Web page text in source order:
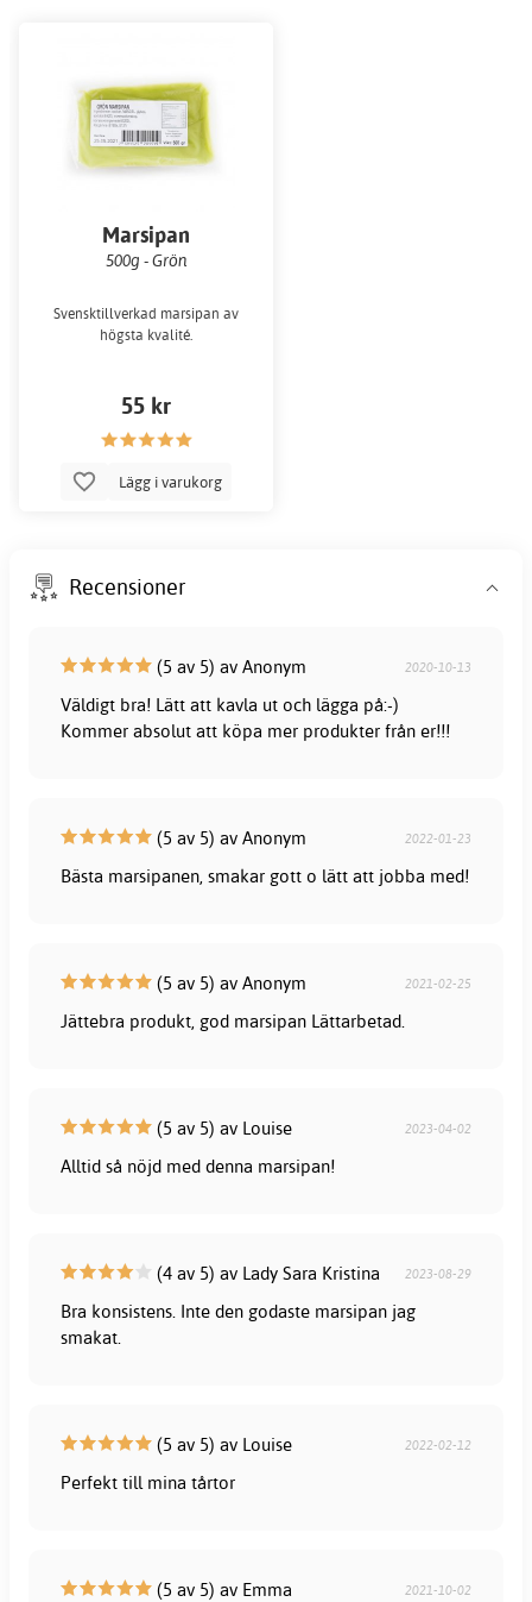
Marsipan
500g - Grön
Svensktillverkad marsipan av
högsta kvalité.
55 kr
Lägg i varukorg
Recensioner
(5 av 5) av Anonym 2020-10-13
Väldigt bra! Lätt att kavla ut och lägga på:-)
Kommer absolut att köpa mer produkter från er!!!
(5 av 5) av Anonym 2022-01-23
Bästa marsipanen, smakar gott o lätt att jobba med!
(5 av 5) av Anonym 2021-02-25
Jättebra produkt, god marsipan Lättarbetad.
(5 av 5) av Louise 2023-04-02
Alltid så nöjd med denna marsipan!
(4 av 5) av Lady Sara Kristina 2023-08-29
Bra konsistens. Inte den godaste marsipan jag
smakat.
(5 av 5) av Louise 2022-02-12
Perfekt till mina tårtor
(5 av 5) av Emma 2021-10-02